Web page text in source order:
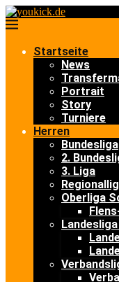
Startseite
News
Portrait
Story
Turniere
Herren
Bundesliga
2.
3. Liga
Oberliga